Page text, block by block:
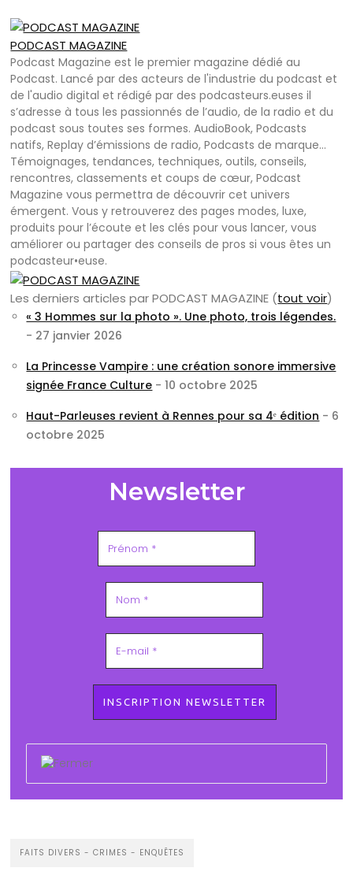
PODCAST MAGAZINE
Podcast Magazine est le premier magazine dédié au
Podcast. Lancé par des acteurs de l'industrie du podcast et
de l'audio digital et rédigé par des podcasteurs.euses il
s’adresse à tous les passionnés de l’audio, de la radio et du
podcast sous toutes ses formes. AudioBook, Podcasts
natifs, Replay d’émissions de radio, Podcasts de marque…
Témoignages, tendances, techniques, outils, conseils,
rencontres, classements et coups de cœur, Podcast
Magazine vous permettra de découvrir cet univers
émergent. Vous y retrouverez des pages modes, luxe,
produits pour l’écoute et les clés pour vous lancer, vous
améliorer ou partager des conseils de pros si vous êtes un
podcasteur•euse.
Les derniers articles par PODCAST MAGAZINE (tout voir)
« 3 Hommes sur la photo ». Une photo, trois légendes.
- 27 janvier 2026
La Princesse Vampire : une création sonore immersive
signée France Culture - 10 octobre 2025
Haut-Parleuses revient à Rennes pour sa 4ᵉ édition - 6
octobre 2025
Newsletter
FAITS DIVERS - CRIMES - ENQUÊTES